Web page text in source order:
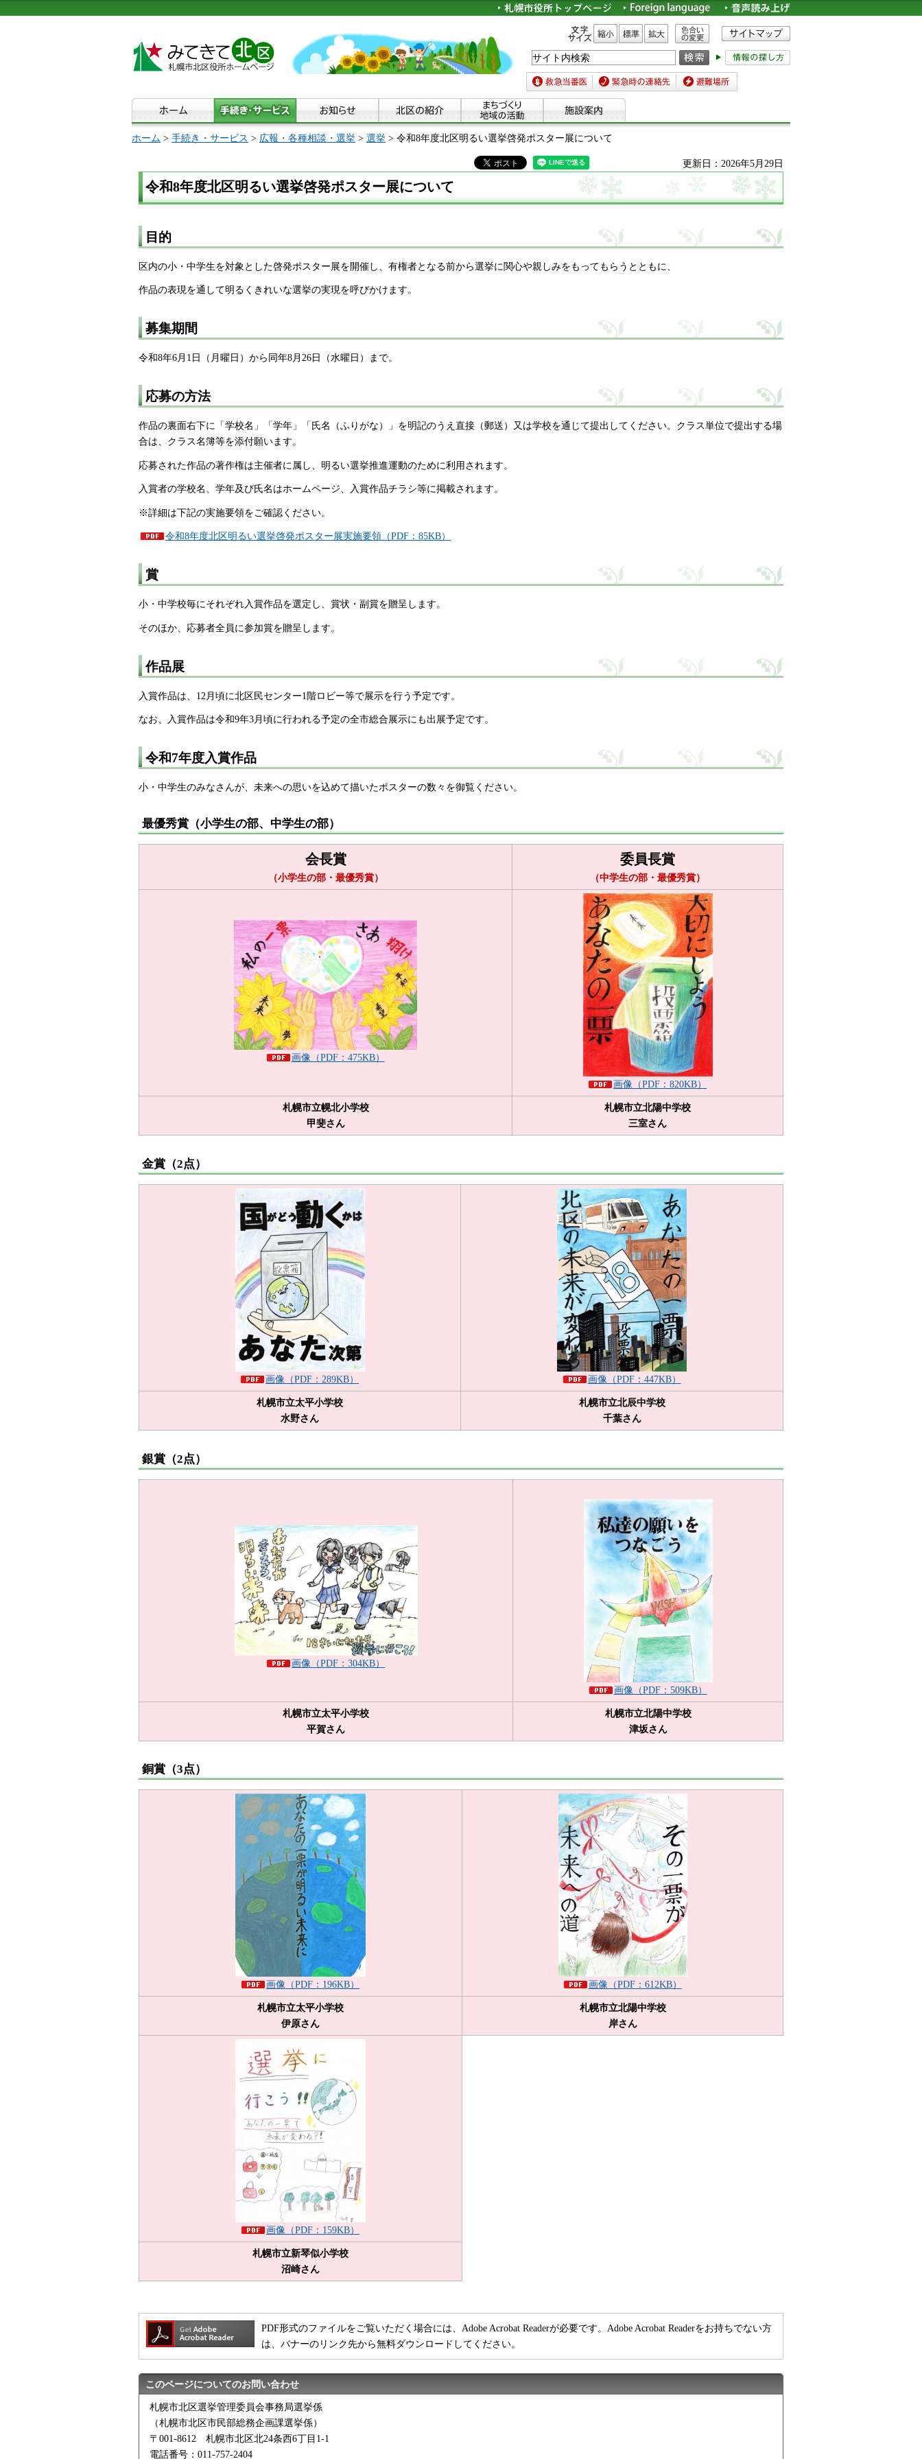
文字サイズ 縮小 標準 拡大
色合いの変更
救急当番医 緊急時の連絡先 避難場所
ホーム > 手続き・サービス > 広報・各種相談・選挙 > 選挙 > 令和8年度北区明るい選挙啓発ポスター展について
更新日：2026年5月29日
令和8年度北区明るい選挙啓発ポスター展について
目的
区内の小・中学生を対象とした啓発ポスター展を開催し、有権者となる前から選挙に関心や親しみをもってもらうとともに、
作品の表現を通して明るくきれいな選挙の実現を呼びかけます。
募集期間
令和8年6月1日（月曜日）から同年8月26日（水曜日）まで。
応募の方法
作品の裏面右下に「学校名」「学年」「氏名（ふりがな）」を明記のうえ直接（郵送）又は学校を通じて提出してください。クラス単位で提出する場
合は、クラス名簿等を添付願います。
応募された作品の著作権は主催者に属し、明るい選挙推進運動のために利用されます。
入賞者の学校名、学年及び氏名はホームページ、入賞作品チラシ等に掲載されます。
※詳細は下記の実施要領をご確認ください。
令和8年度北区明るい選挙啓発ポスター展実施要領（PDF：85KB）
賞
小・中学校毎にそれぞれ入賞作品を選定し、賞状・副賞を贈呈します。
そのほか、応募者全員に参加賞を贈呈します。
作品展
入賞作品は、12月頃に北区民センター1階ロビー等で展示を行う予定です。
なお、入賞作品は令和9年3月頃に行われる予定の全市総合展示にも出展予定です。
令和7年度入賞作品
小・中学生のみなさんが、未来への思いを込めて描いたポスターの数々を御覧ください。
最優秀賞（小学生の部、中学生の部）
会長賞
（小学生の部・最優秀賞）
委員長賞
（中学生の部・最優秀賞）
画像（PDF：475KB）
画像（PDF：820KB）
札幌市立幌北小学校
甲斐さん
札幌市立北陽中学校
三室さん
金賞（2点）
画像（PDF：289KB） 画像（PDF：447KB）
札幌市立太平小学校
水野さん
札幌市立北辰中学校
千葉さん
銀賞（2点）
画像（PDF：304KB）
画像（PDF：509KB）
札幌市立太平小学校
平賀さん
札幌市立北陽中学校
津坂さん
銅賞（3点）
画像（PDF：196KB） 画像（PDF：612KB）
札幌市立太平小学校
伊原さん
札幌市立北陽中学校
岸さん
画像（PDF：159KB）
札幌市立新琴似小学校
沼崎さん
PDF形式のファイルをご覧いただく場合には、Adobe Acrobat Readerが必要です。Adobe Acrobat Readerをお持ちでない方
は、バナーのリンク先から無料ダウンロードしてください。
このページについてのお問い合わせ
札幌市北区選挙管理委員会事務局選挙係
（札幌市北区市民部総務企画課選挙係）
〒001-8612 札幌市北区北24条西6丁目1-1
電話番号：011-757-2404